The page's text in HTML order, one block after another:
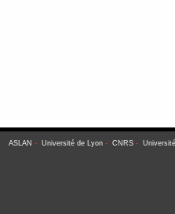
ASLAN - Université de Lyon - CNRS -